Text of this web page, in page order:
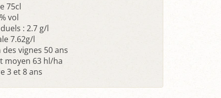
75cl
vol
: 2.7 g/l
7.62g/l
vignes 50 ans
moyen 63 hl/ha
3 et 8 ans